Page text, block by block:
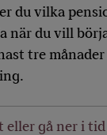
du vilka
när du vill
tre
eller gå ner i tid